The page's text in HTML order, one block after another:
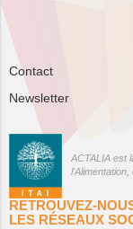
Contact
Newsletter
ACTALIA est
RETROUVEZ-
LES RÉSEAUX